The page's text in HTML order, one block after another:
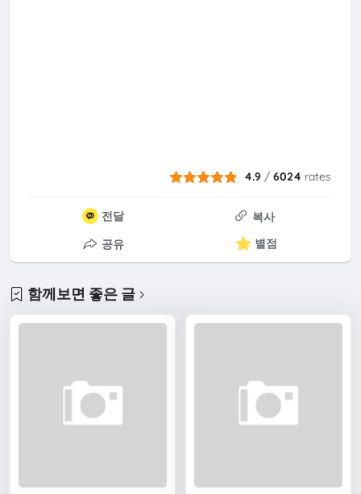
4.9 /6024 rates
전달
복사
공유
별점
함께보면 좋은 글